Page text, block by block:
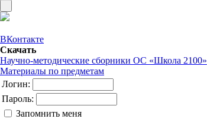
ВКонтакте
Скачать
Научно-методические сборники ОС «Школа 2100»
Материалы по предметам
Логин:
Пароль:
Запомнить меня